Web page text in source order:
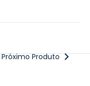
Próximo Produto